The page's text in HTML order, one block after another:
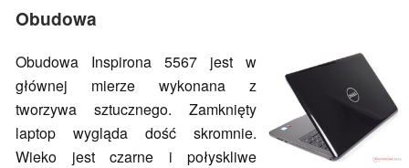
Obudowa
Obudowa Inspirona 5567 jest w
głównej mierze wykonana z
tworzywa sztucznego. Zamknięty
laptop wygląda dość skromnie.
Wieko jest czarne i połyskliwe